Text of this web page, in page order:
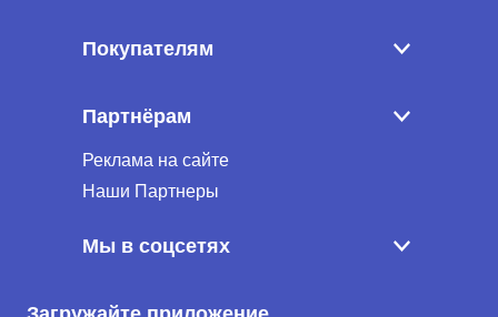
Покупателям
Партнёрам
Реклама на сайте
Наши Партнеры
Мы в соцсетях